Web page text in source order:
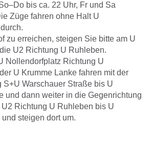
bis ca. 22 Uhr, Fr und Sa
Züge fahren ohne Halt U
zu erreichen, steigen Sie bitte am U
U2 Richtung U Ruhleben.
Nollendorfplatz Richtung U
U Krumme Lanke fahren mit der
S+U Warschauer Straße bis U
und dann weiter in die Gegenrichtung
Richtung U Ruhleben bis U
steigen dort um.